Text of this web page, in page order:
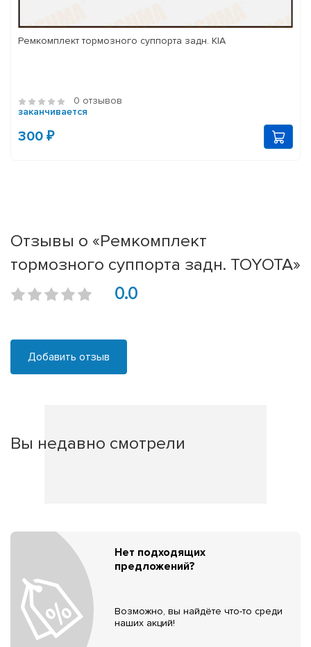
Ремкомплект тормозного суппорта задн. KIA
0 отзывов
заканчивается
300 ₽
Отзывы о «Ремкомплект
тормозного суппорта задн. TOYOTA»
0.0
Добавить отзыв
Вы недавно смотрели
Нет подходящих
предложений?
Возможно, вы найдёте что-то среди
наших акций!